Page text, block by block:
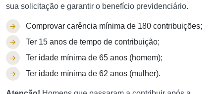
sua solicitação e garantir o benefício previdenciário.
Comprovar carência mínima de 180 contribuições;
Ter 15 anos de tempo de contribuição;
Ter idade mínima de 65 anos (homem);
Ter idade mínima de 62 anos (mulher).